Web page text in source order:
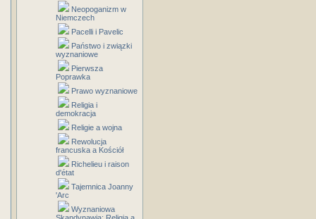
Neopoganizm w
Niemczech
Pacelli i Pavelic
Państwo i związki
wyznaniowe
Pierwsza
Poprawka
Prawo wyznaniowe
Religia i
demokracja
Religie a wojna
Rewolucja
francuska a Kościół
Richelieu i raison
d'état
Tajemnica Joanny
'Arc
Wyznaniowa